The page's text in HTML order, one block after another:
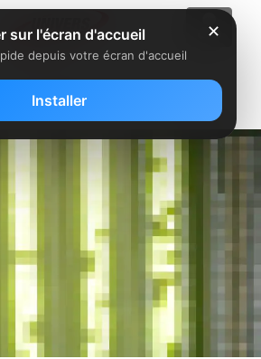
NRA en Lorraine
✕
sur l'écran d'accueil
depuis votre écran d'accueil
Installer